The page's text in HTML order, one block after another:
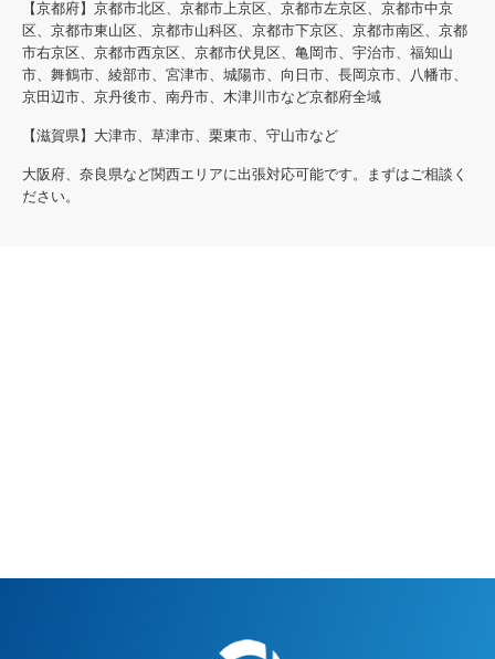
【京都府】京都市北区、京都市上京区、京都市左京区、京都市中京
区、京都市東山区、京都市山科区、京都市下京区、京都市南区、京都
市右京区、京都市西京区、京都市伏見区、亀岡市、宇治市、福知山
市、舞鶴市、綾部市、宮津市、城陽市、向日市、長岡京市、八幡市、
京田辺市、京丹後市、南丹市、木津川市など京都府全域
【滋賀県】大津市、草津市、栗東市、守山市など
大阪府、奈良県など関西エリアに出張対応可能です。まずはご相談く
ださい。